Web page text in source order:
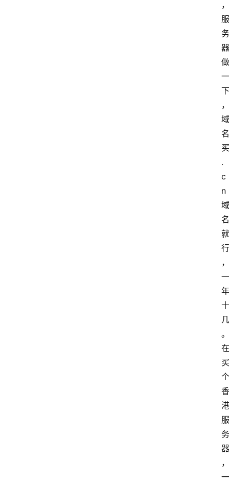
，
服
务
器
做
一
下
，
域
名
买
.
c
n
域
名
就
行
，
一
年
十
几
。
在
买
个
香
港
服
务
器
，
一